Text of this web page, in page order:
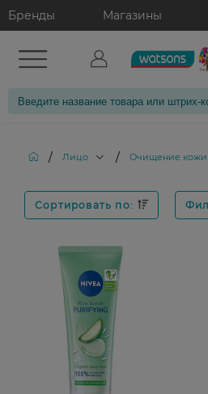
Бренды Магазины
/ Лицо / Очищение кожи
Сортировать по: